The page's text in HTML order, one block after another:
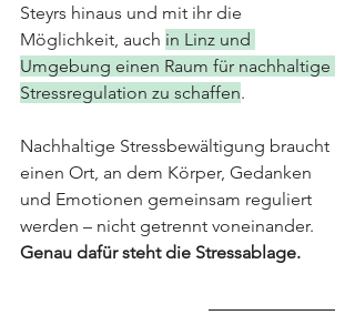
Steyrs hinaus und mit ihr die
Möglichkeit, auch in Linz und
Umgebung einen Raum für nachhaltige
Stressregulation zu schaffen.
Nachhaltige Stressbewältigung braucht
einen Ort, an dem Körper, Gedanken
und Emotionen gemeinsam reguliert
werden – nicht getrennt voneinander.
Genau dafür steht die Stressablage.